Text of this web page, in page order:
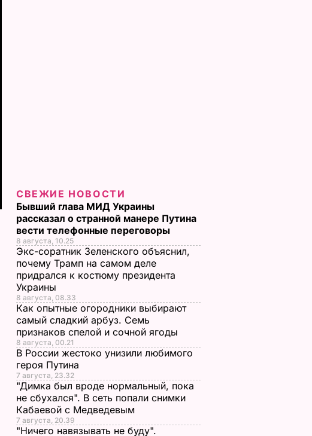
СВЕЖИЕ НОВОСТИ
Бывший глава МИД Украины
рассказал о странной манере Путина
вести телефонные переговоры
8 августа, 10.25
Экс-соратник Зеленского объяснил,
почему Трамп на самом деле
придрался к костюму президента
Украины
8 августа, 08.33
Как опытные огородники выбирают
самый сладкий арбуз. Семь
признаков спелой и сочной ягоды
8 августа, 00.21
В России жестоко унизили любимого
героя Путина
7 августа, 23.32
"Димка был вроде нормальный, пока
не сбухался". В сеть попали снимки
Кабаевой с Медведевым
7 августа, 20.39
"Ничего навязывать не буду".